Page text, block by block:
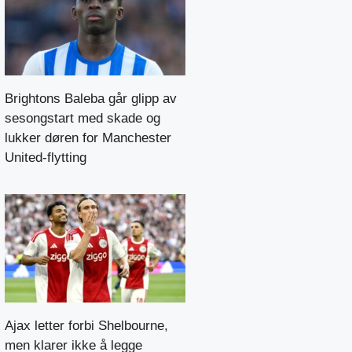
Brightons Baleba går glipp av
sesongstart med skade og
lukker døren for Manchester
United-flytting
Ajax letter forbi Shelbourne,
men klarer ikke å legge